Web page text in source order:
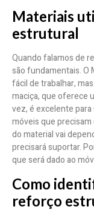
Materiais
estrutural
Quando falamos de
são fundamentais. O
fácil de trabalhar,
maciça, que oferece
vez, é excelente
móveis que
do material vai
precisará suportar.
que será dado ao
Como
reforço